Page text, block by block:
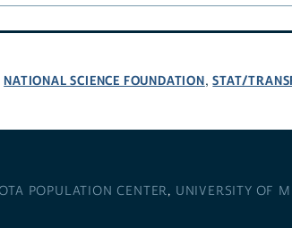
NATIONAL SCIENCE FOUNDATION,STAT/
POPULATION CENTER, UNIVERSITY OF